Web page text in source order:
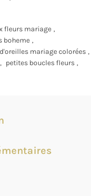
fleurs mariage ,
boheme ,
mariage colorées ,
, petites boucles fleurs ,